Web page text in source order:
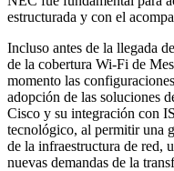
estructurada y con el
Incluso antes de la llegada
de la cobertura Wi-Fi de
momento las
adopción de las soluciones
Cisco y su integración con
tecnológico, al permitir una
de la infraestructura de red,
nuevas demandas de la